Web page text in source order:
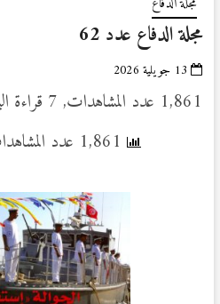
مجلة الدفاع عدد 62
13 جويلية 2026
1,861 عدد المشاهدات, 7 قراءة اليوم